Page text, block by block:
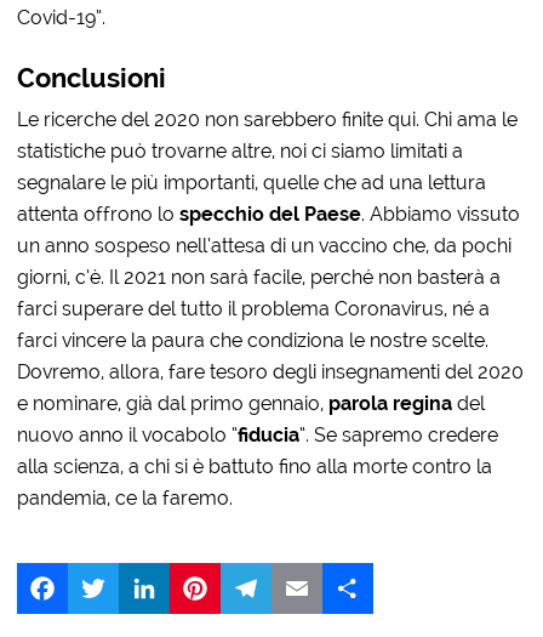
Covid-19”.
Conclusioni
Le ricerche del 2020 non sarebbero finite qui. Chi ama le
statistiche può trovarne altre, noi ci siamo limitati a
segnalare le più importanti, quelle che ad una lettura
attenta offrono lospecchio del Paese. Abbiamo vissuto
un anno sospeso nell’attesa di un vaccino che, da pochi
giorni, c’è. Il 2021 non sarà facile, perché non basterà a
farci superare del tutto il problema Coronavirus, né a
farci vincere la paura che condiziona le nostre scelte.
Dovremo, allora, fare tesoro degli insegnamenti del 2020
e nominare, già dal primo gennaio, parola reginadel
nuovo anno il vocabolo “fiducia“. Se sapremo credere
alla scienza, a chi si è battuto fino alla morte contro la
pandemia, ce la faremo.
FacebookTwitter LinkedIn